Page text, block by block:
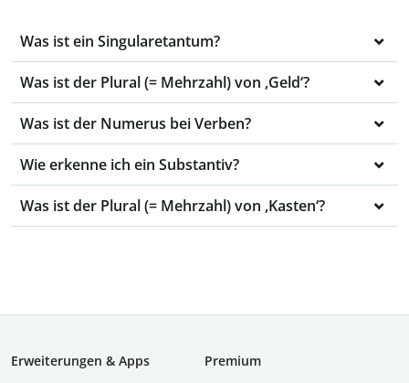
Was ist ein Singularetantum?
Was ist der Plural (= Mehrzahl) von ‚Geld‘?
Was ist der Numerus bei Verben?
Wie erkenne ich ein Substantiv?
Was ist der Plural (= Mehrzahl) von ‚Kasten‘?
Erweiterungen & Apps
Premium